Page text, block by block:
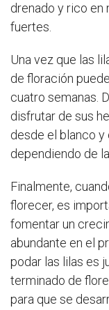
drenado y rico en
fuertes.
Una vez que las
de floración
cuatro semanas.
disfrutar de sus
desde el blanco y
dependiendo de
Finalmente,
florecer, es
fomentar un
abundante en el
podar las lilas es
terminado de
para que se